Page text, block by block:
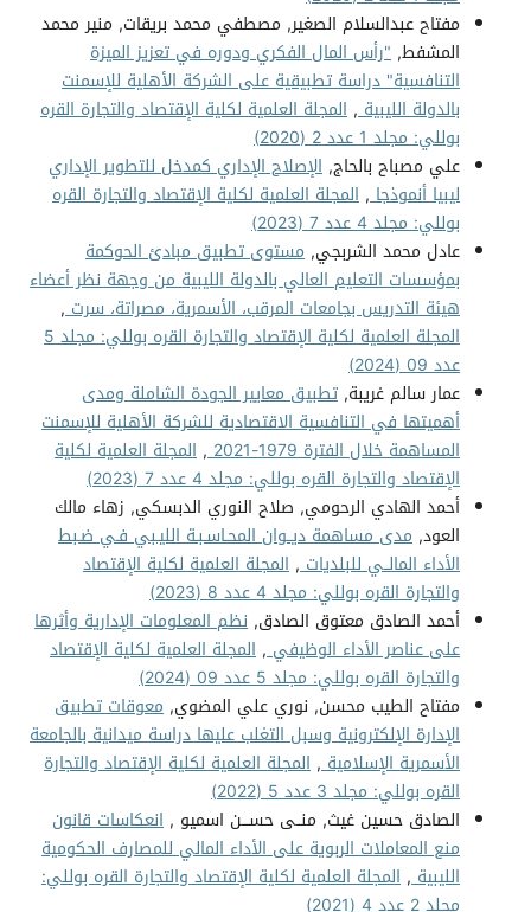
مفتاح عبدالسلام الصغير, مصطفي محمد بريقات, منير محمد
المشفط, "رأس المال الفكري ودوره في تعزيز الميزة
التنافسية" دراسة تطبيقية على الشركة الأهلية للإسمنت
بالدولة الليبية, المجلة العلمية لكلية الإقتصاد والتجارة القره
بوللي: مجلد 1 عدد 2 (2020)
علي مصباح بالحاج, الإصلاح الإداري كمدخل للتطوير الإداري
ليبيا أنموذجا, المجلة العلمية لكلية الإقتصاد والتجارة القره
بوللي: مجلد 4 عدد 7 (2023)
عادل محمد الشربجي, مستوى تطبيق مبادئ الحوكمة
بمؤسسات التعليم العالي بالدولة الليبية من وجهة نظر أعضاء
هيئة التدريس بجامعات المرقب، الأسمرية، مصراتة، سرت,
المجلة العلمية لكلية الإقتصاد والتجارة القره بوللي: مجلد 5
عدد 09 (2024)
عمار سالم غريبة, تطبيق معايير الجودة الشاملة ومدى
أهميتها في التنافسية الاقتصادية للشركة الأهلية للإسمنت
المساهمة خلال الفترة 1979-2021
, المجلة العلمية لكلية
الإقتصاد والتجارة القره بوللي: مجلد 4 عدد 7 (2023)
أحمد الهادي الرحومي, صلاح النوري الدبسكي, زهاء مالك
العود, مدى مساهمة ديــوان المحـاسـبـة الليـبي فـي ضـبط
الأداء المالــي للبلديات, المجلة العلمية لكلية الإقتصاد
والتجارة القره بوللي: مجلد 4 عدد 8 (2023)
أحمد الصادق معتوق الصادق, نظم المعلومات الإدارية وأثرها
على عناصر الأداء الوظيفي, المجلة العلمية لكلية الإقتصاد
والتجارة القره بوللي: مجلد 5 عدد 09 (2024)
مفتاح الطيب محسن, نوري علي المضوي, معوقات تطبيق
الإدارة الإلكترونية وسبل التغلب عليها دراسة ميدانية بالجامعة
الأسمرية الإسلامية, المجلة العلمية لكلية الإقتصاد والتجارة
القره بوللي: مجلد 3 عدد 5 (2022)
الصادق حسين غيث, منــى حســـن اسميو , انعكاسات قانون
منع المعاملات الربوية على الأداء المالي للمصارف الحكومية
الليبية, المجلة العلمية لكلية الإقتصاد والتجارة القره بوللي:
مجلد 2 عدد 4 (2021)